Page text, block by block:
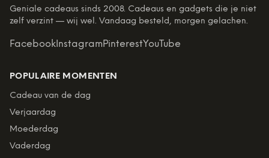
Geniale cadeaus sinds 2008. Cadeaus en gadgets die je niet
zelf verzint — wij wel. Vandaag besteld, morgen gelachen.
Facebook InstagramPinterestYouTube
POPULAIRE MOMENTEN
Cadeau van de dag
Verjaardag
Moederdag
Vaderdag